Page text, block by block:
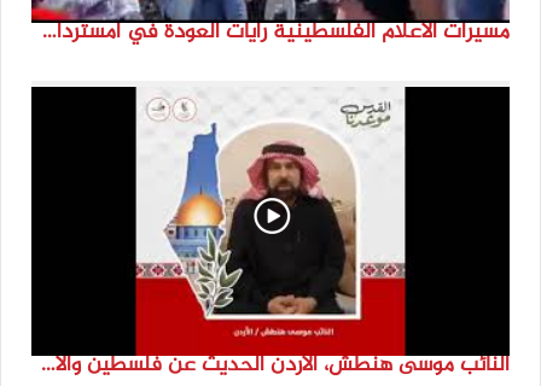
مسيرات الاعلام الفلسطينية رايات العودة في امستردام #النكبة74 #انتماء2022 #القدس_موعدنا
النائب موسى هنطش، الأردن الحديث عن فلسطين والاقصى هو عنصر تحدي من تحديات الأُمة في تاريخها الطويل. #انتماء2022